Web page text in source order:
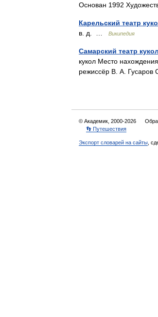
Основан 1992
Карельский театр
в. д. …
Википедия
Самарский театр кукол
кукол Место
режиссёр В. А.
© Академик, 2000-2026
👣 Путешествия
Экспорт словарей на сайты ,